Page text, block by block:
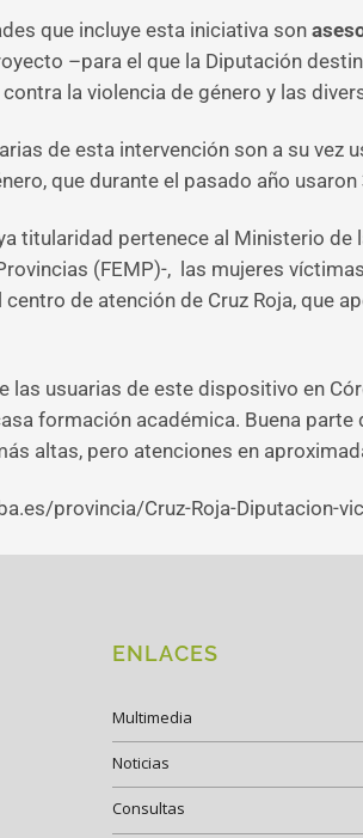
que incluye esta iniciativa son
–para el que la Diputación
contra la violencia de género y las
de esta intervención son a su
que durante el pasado año usaron
titularidad pertenece al Ministerio
(FEMP)-, las mujeres
centro de atención de Cruz Roja,
las usuarias de este dispositivo en
formación académica. Buena parte
altas, pero atenciones en
provincia/Cruz-Roja-Diputacion-
ENLACES
Multimedia
Noticias
Consultas